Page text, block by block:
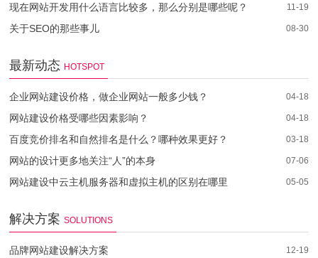
现在网站开发用什么语言比较多，那么分别是哪些呢？ 11-19
关于SEO的那些事儿 08-30
最新动态 HOTSPOT
企业网站建设价格，做企业网站一般多少钱？ 04-18
网站建设价格受哪些因素影响？ 04-18
百度竞价排名和自然排名是什么？哪种效果更好？ 03-18
网站的设计更多地关注“人”的本身 07-06
网站建设中云主机服务器和虚拟主机的区别在哪里 05-05
解决方案 SOLUTIONS
品牌网站建设解决方案 12-19